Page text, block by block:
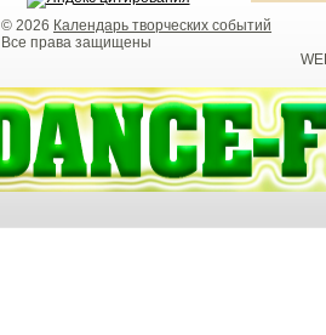
© 2026 Календарь творческих событий
Все права защищены